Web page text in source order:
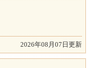
2026年08月07日更新